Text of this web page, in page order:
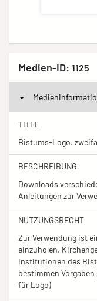
Medien-ID: 1125
TITEL
Bistums-Logo.
BESCHREIBUNG
Downloads
Anleitungen zur
NUTZUNGSRECHT
Zur Verwendung ist
einzuholen.
Institutionen des
bestimmen
für Logo)